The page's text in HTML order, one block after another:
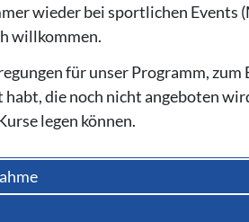
wieder bei sportlichen Events
willkommen.
für unser Programm,
die noch nicht angeboten
legen können.